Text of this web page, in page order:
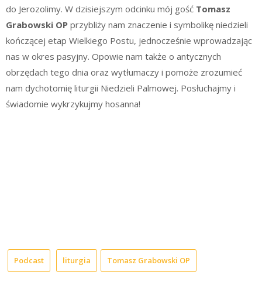
do Jerozolimy. W dzisiejszym odcinku mój gość Tomasz
Grabowski OP przybliży nam znaczenie i symbolikę niedzieli
kończącej etap Wielkiego Postu, jednocześnie wprowadzając
nas w okres pasyjny. Opowie nam także o antycznych
obrzędach tego dnia oraz wytłumaczy i pomoże zrozumieć
nam dychotomię liturgii Niedzieli Palmowej. Posłuchajmy i
świadomie wykrzykujmy hosanna!
Podcast liturgia Tomasz Grabowski OP